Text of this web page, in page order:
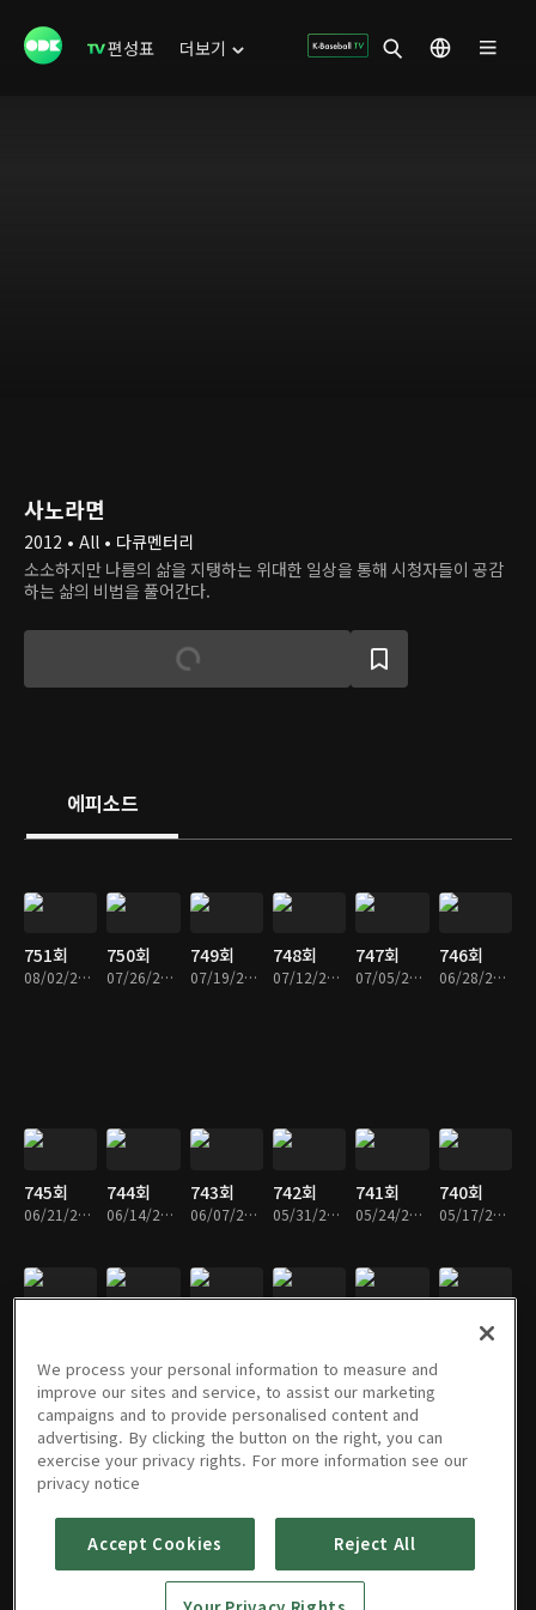
편성표 더보기
사노라면
2012 • All • 다큐멘터리
소소하지만 나름의 삶을 지탱하는 위대한 일상을 통해 시청자들이 공감
하는 삶의 비법을 풀어간다.
에피소드
751회
08/02/2026 • 58분
750회
07/26/2026 • 57분
749회
07/19/2026 • 57분
748회
07/12/2026 • 57분
747회
07/05/2026 • 57분
746회
06/28/2026 • 58분
745회
06/21/2026 • 57분
744회
06/14/2026 • 57분
743회
06/07/2026 • 58분
742회
05/31/2026 • 57분
741회
05/24/2026 • 58분
740회
05/17/2026 • 57분
734회
733회
03/29/2026 • 57분
732회 731회 730회 729회 728회
We process your personal information to measure and
improve our sites and service, to assist our marketing
campaigns and to provide personalised content and
advertising. By clicking the button on the right, you can
exercise your privacy rights. For more information see our
privacy notice
Accept Cookies Reject All